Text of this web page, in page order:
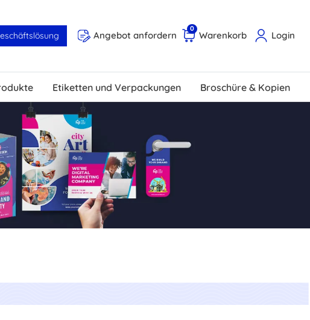
Angebot anfordern Warenkorb
0
Login
Etiketten und Verpackungen Broschüre & Kopien